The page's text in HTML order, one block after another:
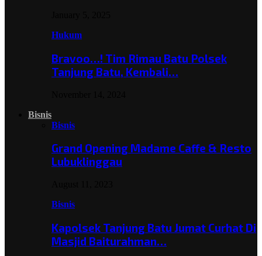
Hukum
Bravoo…! Tim Rimau Batu Polsek
Tanjung Batu, Kembali…
Bisnis
Bisnis
Grand Opening Madame Caffe & Resto
Lubuklinggau
Bisnis
Kapolsek Tanjung Batu Jumat Curhat Di
Masjid Baiturahman…